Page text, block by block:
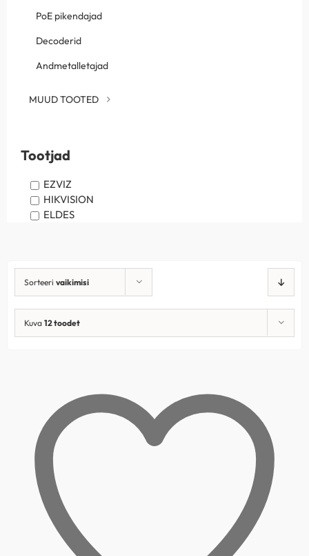
Sorteeri vaikimisi
Kuva 12 toodet
PoE pikendajad
Decoderid
Andmetalletajad
MUUD TOOTED
Tootjad
EZVIZ
HIKVISION
ELDES